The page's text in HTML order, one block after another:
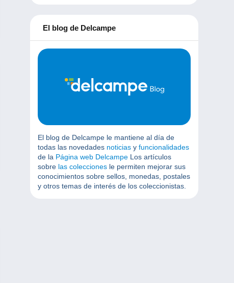
El blog de Delcampe
El blog de Delcampe le mantiene al día de
todas las novedades noticias y funcionalidades
de la Página web Delcampe Los artículos
sobre las colecciones le permiten mejorar sus
conocimientos sobre sellos, monedas, postales
y otros temas de interés de los coleccionistas.